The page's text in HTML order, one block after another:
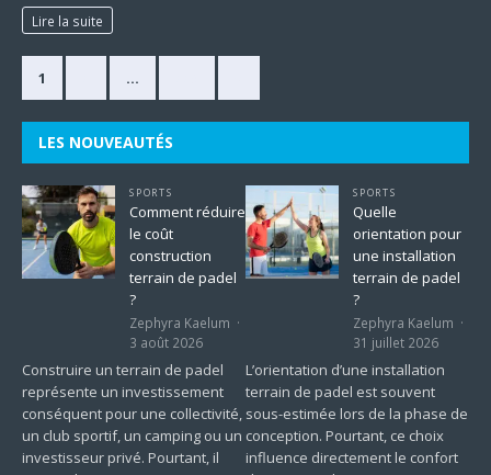
Lire la suite
1 …
LES NOUVEAUTÉS
SPORTS
Comment réduire
le coût
construction
terrain de padel
?
Zephyra Kaelum
3 août 2026
Construire un terrain de padel
représente un investissement
conséquent pour une collectivité,
un club sportif, un camping ou un
investisseur privé. Pourtant, il
SPORTS
Quelle
orientation pour
une installation
terrain de padel
?
Zephyra Kaelum
31 juillet 2026
L’orientation d’une installation
terrain de padel est souvent
sous-estimée lors de la phase de
conception. Pourtant, ce choix
influence directement le confort